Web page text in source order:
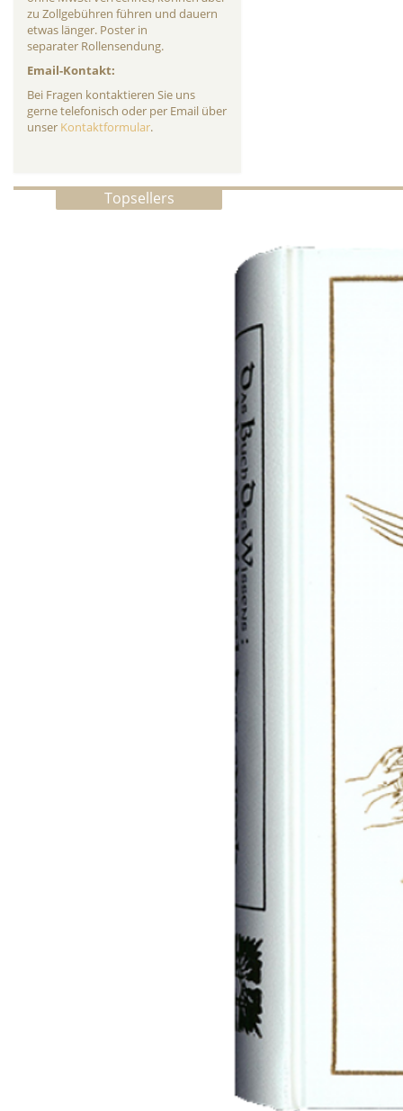
zu Zollgebühren führen und dauern
etwas länger. Poster in
separater Rollensendung.
Email-Kontakt:
Bei Fragen kontaktieren Sie uns
gerne telefonisch oder per Email über
unser Kontaktformular.
Topsellers